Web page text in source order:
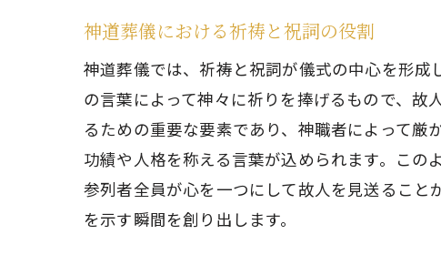
神道葬儀における祈祷と祝詞の役割
神道葬儀では、祈祷と祝詞が儀式の中心を形
の言葉によって神々に祈りを捧げるもので、
るための重要な要素であり、神職者によって
功績や人格を称える言葉が込められます。この
参列者全員が心を一つにして故人を見送るこ
を示す瞬間を創り出します。